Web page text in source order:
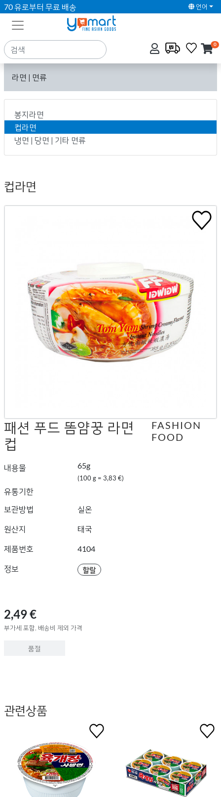
70 유로부터 무료 배송 언어
0
라면 | 면류
봉지라면
컵라면
냉면 | 당면 | 기타 면류
컵라면
패션 푸드 똠얌꿍 라면
컵
내용물 65g
(100 g = 3,83 €)
유통기한
보관방법
실온
원산지 태국
제품번호 4104
정보 할랄
FASHION
FOOD
2,49 €
부가세 포함, 배송비 제외 가격
품절
관련상품